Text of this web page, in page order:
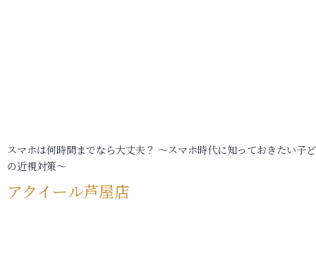
スマホは何時間までなら大丈夫？ ～スマホ時代に知っておきたい子
の近視対策～
アクイール芦屋店